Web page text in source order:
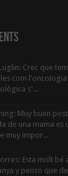
Crec que
com l'oncologia
s'...
Muy buen
de una mama es
muy impor...
Esta molt bé
y penso que